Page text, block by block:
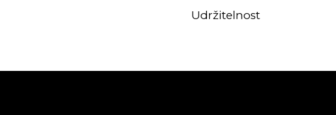
Udržitelnost